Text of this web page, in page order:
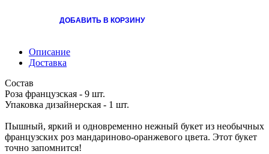
ДОБАВИТЬ В КОРЗИНУ
Описание
Доставка
Состав
Роза французская - 9 шт.
Упаковка дизайнерская - 1 шт.
Пышный, яркий и одновременно нежный букет из необычных
французских роз мандариново-оранжевого цвета. Этот букет
точно запомнится!